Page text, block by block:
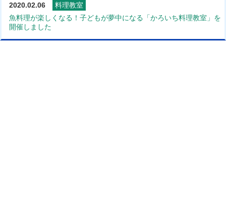
2020.02.06
料理教室
魚料理が楽しくなる！子どもが夢中になる「かろいち料理教室」を
開催しました